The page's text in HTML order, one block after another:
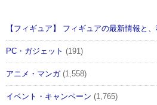
【フィギュア】 フィギュアの最新情報と
PC・ガジェット (191)
アニメ・マンガ(1,558)
イベント・キャンペーン (1,765)